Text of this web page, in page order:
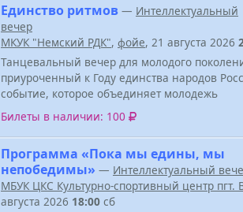
Единство ритмов — Интеллектуальный
вечер
МКУК "Немский РДК", фойе, 21 августа 2026
Танцевальный вечер для молодого
приуроченный к Году единства народов
событие, которое объединяет молодежь
Билеты в наличии: 100
Программа «Пока мы едины, мы
непобедимы» — Интеллектуальный
МБУК ЦКС Культурно-спортивный центр пгт.
августа 2026 18:00 сб